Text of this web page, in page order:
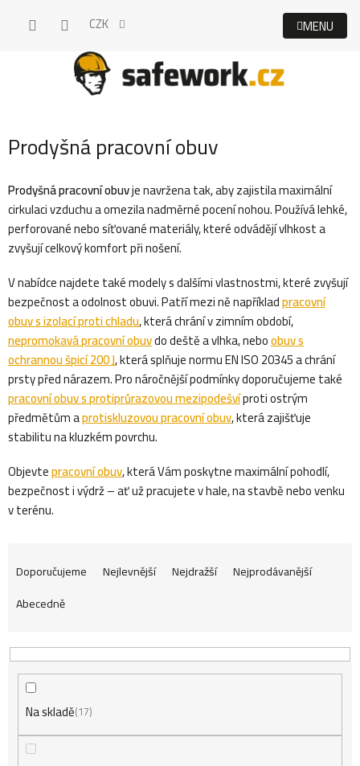
CZK
Prodyšná pracovní obuv
Prodyšná pracovní obuvje navržena tak, aby zajistila maximální
cirkulaci vzduchu a omezila nadměrné pocení nohou. Používá lehké,
perforované nebo síťované materiály, které odvádějí vlhkost a
zvyšují celkový komfort při nošení.
V nabídce najdete také modely s dalšími vlastnostmi, které zvyšují
bezpečnost a odolnost obuvi. Patří mezi ně napříkladpracovní
obuv s izolací proti chladu, která chrání v zimním období,
nepromokavá pracovní obuvdo deště a vlhka, neboobuv s
ochrannou špicí 200 J, která splňuje normu EN ISO 20345 a chrání
prsty před nárazem. Pro náročnější podmínky doporučujeme také
pracovní obuv s protiprůrazovou mezipodešvíproti ostrým
předmětům aprotiskluzovou pracovní obuv, která zajišťuje
stabilitu na kluzkém povrchu.
Objevtepracovní obuv, která Vám poskytne maximální pohodlí,
bezpečnost i výdrž – ať už pracujete v hale, na stavbě nebo venku
v terénu.
Ř
a
z
e
Doporučujeme Nejlevnější Nejdražší
Nejprodávanější
Abecedně
Na skladě 17